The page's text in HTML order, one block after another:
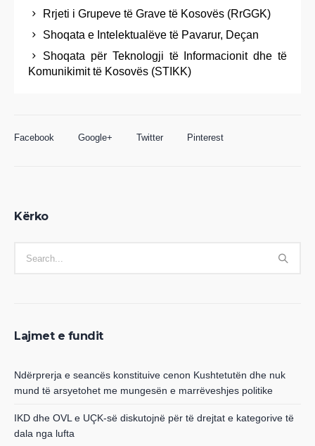
Rrjeti i Grupeve të Grave të Kosovës (RrGGK)
Shoqata e Intelektualëve të Pavarur, Deçan
Shoqata për Teknologji të Informacionit dhe të
Komunikimit të Kosovës (STIKK)
Facebook Google+ Twitter Pinterest
Kërko
Lajmet e fundit
Ndërprerja e seancës konstituive cenon Kushtetutën dhe nuk
mund të arsyetohet me mungesën e marrëveshjes politike
IKD dhe OVL e UÇK-së diskutojnë për të drejtat e kategorive të
dala nga lufta